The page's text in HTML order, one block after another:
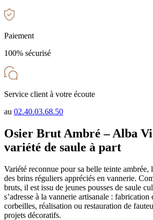
Paiement
100% sécurisé
Service client à votre écoute
au 02.40.03.68.50
Osier Brut Ambré – Alba
variété de saule à part
Variété reconnue pour sa belle teinte
des brins réguliers appréciés en vannerie.
bruts, il est issu de jeunes pousses de saule
s’adresse à la vannerie artisanale : fabrication
corbeilles, réalisation ou restauration de
projets décoratifs.